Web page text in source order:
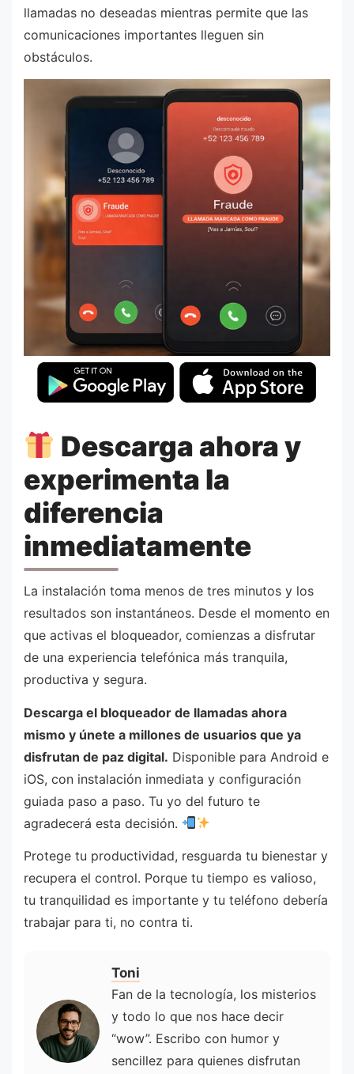
llamadas no deseadas mientras permite que las
comunicaciones importantes lleguen sin
obstáculos.
Descarga ahora y
experimenta la
diferencia
inmediatamente
La instalación toma menos de tres minutos y los
resultados son instantáneos. Desde el momento en
que activas el bloqueador, comienzas a disfrutar
de una experiencia telefónica más tranquila,
productiva y segura.
Descarga el bloqueador de llamadas ahora
mismo y únete a millones de usuarios que ya
disfrutan de paz digital. Disponible para Android e
iOS, con instalación inmediata y configuración
guiada paso a paso. Tu yo del futuro te
agradecerá esta decisión.
Protege tu productividad, resguarda tu bienestar y
recupera el control. Porque tu tiempo es valioso,
tu tranquilidad es importante y tu teléfono debería
trabajar para ti, no contra ti.
Toni
Fan de la tecnología, los misterios
y todo lo que nos hace decir
“wow”. Escribo con humor y
sencillez para quienes disfrutan